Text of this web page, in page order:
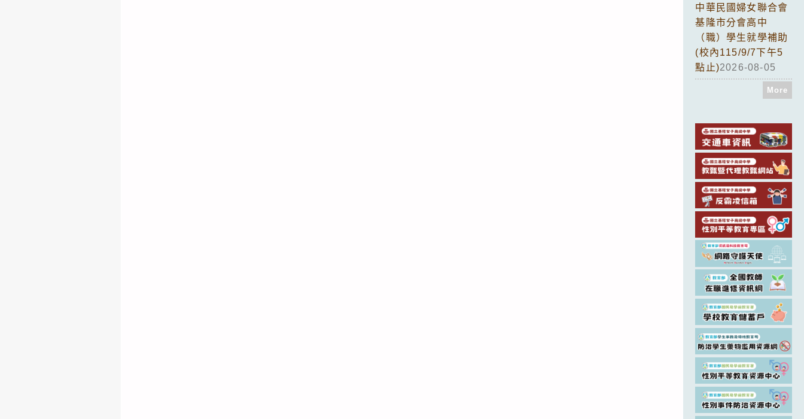
中華民國婦女聯合會
基隆市分會高中
（職）學生就學補助
(校內115/9/7下午5
點止)2026-08-05
More